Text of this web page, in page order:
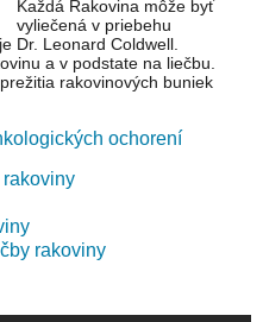
Každá Rakovina môže byť
vyliečená v priebehu
Dr. Leonard Coldwell.
a v podstate na liečbu.
rakovinových buniek
ochorení
rakoviny
rakoviny